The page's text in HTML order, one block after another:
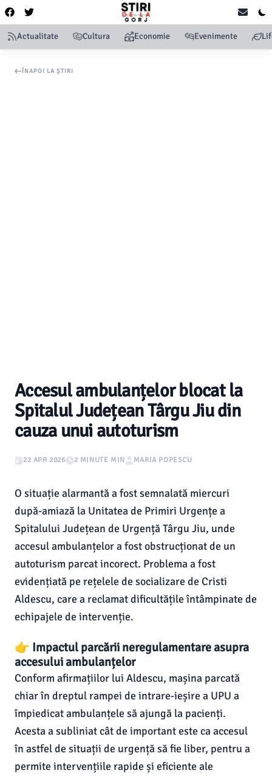
Actualitate Cultura Economie Evenimente
ÎNAPOI LA ȘTIRI
Accesul ambulanțelor blocat la
Spitalul Județean Târgu Jiu din
cauza unui autoturism
22 APR 2026 2 MINUTE MIN MARIA POPESCU
O situație alarmantă a fost semnalată miercuri
după-amiază la Unitatea de Primiri Urgențe a
Spitalului Județean de Urgență Târgu Jiu, unde
accesul ambulanțelor a fost obstrucționat de un
autoturism parcat incorect. Problema a fost
evidențiată pe rețelele de socializare de Cristi
Aldescu, care a reclamat dificultățile întâmpinate de
echipajele de intervenție.
👉 Impactul parcării neregulamentare asupra
accesului ambulanțelor
Conform afirmațiilor lui Aldescu, mașina parcată
chiar în dreptul rampei de intrare-ieșire a UPU a
împiedicat ambulanțele să ajungă la pacienți.
Acesta a subliniat cât de important este ca accesul
în astfel de situații de urgență să fie liber, pentru a
permite intervențiile rapide și eficiente ale